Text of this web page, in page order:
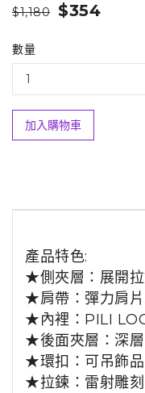
$1,180 $354
數量
加入購物車
產品特色:
★側夾層：展開
★肩帶：彈力肩片
★內裡：PILI
★後面夾層：深
★環扣：可吊飾品
★拉鍊：雷射雕